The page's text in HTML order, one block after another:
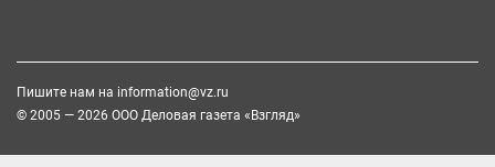
Пишите нам на information@vz.ru
© 2005 — 2026 ООО Деловая газета «Взгляд»